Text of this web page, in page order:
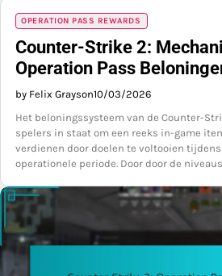
OPERATION PASS REWARDS
Counter-Strike 2:
Operation Pass
by Felix Grayson10/03/2026
Het beloningssysteem van de Counter-
spelers in staat om een reeks in-game
verdienen door doelen te voltooien tijdens
operationele periode. Door door de